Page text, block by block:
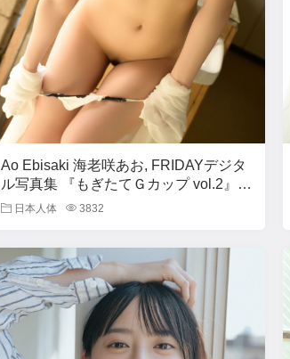
Ao Ebisaki 海老咲あお, FRIDAYデジタ
ル写真集 『もぎたてＧカップ vol.2』
Set.02
日本人体 3832